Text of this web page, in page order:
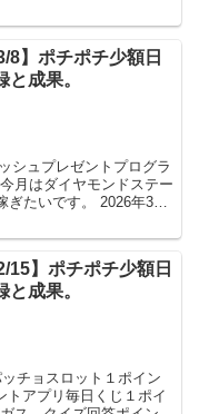
8】ポチポチ少額日
と成果。
シュプレゼントプログラ
月はダイヤモンドステー
ぎたいです。 2026年3月
15】ポチポチ少額日
と成果。
チョスロット１ポイン
トアプリ毎日くじ１ポイ